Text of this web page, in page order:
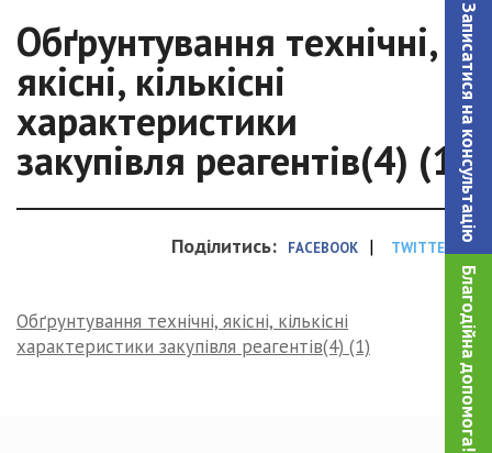
Записатися на консультацiю
Благодійна допомога!
Обґрунтування технічні,
якісні, кількісні
характеристики
закупівля реагентів(4) (1)
Поділитись: FACEBOOK | TWITTER
Обґрунтування технічні, якісні, кількісні
характеристики закупівля реагентів(4) (1)